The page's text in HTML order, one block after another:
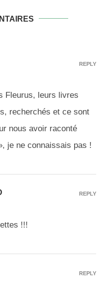
Fleurus, leurs livres
recherchés et ce sont
nous avoir raconté
je ne connaissais pas !
REPLY
!!!
REPLY
REPLY